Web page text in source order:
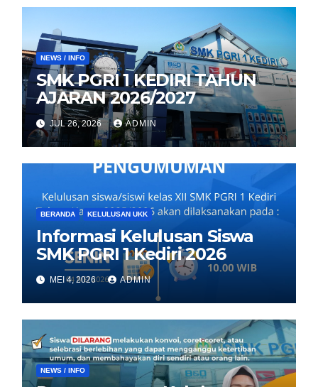
NEWS / INFO
SMK PGRI 1 KEDIRI TAHUN
AJARAN 2026/2027
JUL 26, 2026 ADMIN
BERANDA KELULUSAN UKK
Informasi Kelulusan Siswa
SMK PGRI 1 Kediri 2026
MEI 4, 2026 ADMIN
NEWS / INFO